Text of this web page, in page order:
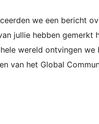
we een bericht
jullie hebben gemerkt
wereld ontvingen we
van het Global